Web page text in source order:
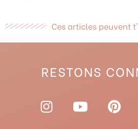
Ces articles peuvent
RESTONS
I
n
Y
o
P
i